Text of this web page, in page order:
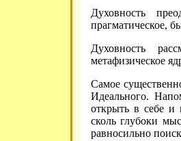
Духовность
прагматическое,
Духовность
метафизическое
Самое
Идеального.
открыть в себе и
сколь глубоки
равносильно